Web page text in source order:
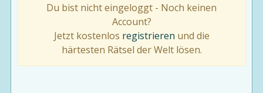
Du bist nicht eingeloggt - Noch keinen
Account?
Jetzt kostenlos registrieren und die
härtesten Rätsel der Welt lösen.